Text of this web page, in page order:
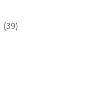
(39)